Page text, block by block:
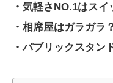
・気軽さNO.1はス
・相席屋はガラガラ
・パブリックスタン